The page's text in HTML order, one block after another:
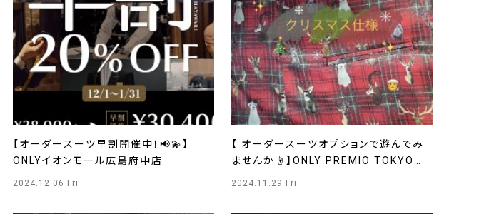
【オーダースーツ早割開催中！📢💫】
ONLYイオンモール広島府中店
2024.12.06 Fri
【 オーダースーツオプションで遊んでみ
ませんか☝️】ONLY PREMIO TOKYO有
2024.11.29 Fri